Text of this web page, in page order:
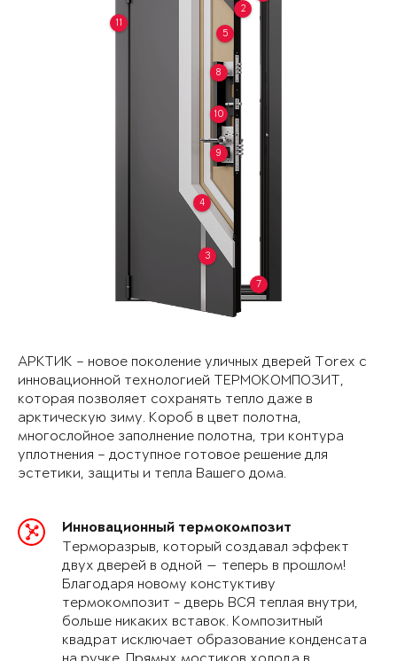
2
3
4
5
7
8
9
10
11
АРКТИК – новое поколение уличных дверей Torex с
инновационной технологией ТЕРМОКОМПОЗИТ,
которая позволяет сохранять тепло даже в
арктическую зиму. Короб в цвет полотна,
многослойное заполнение полотна, три контура
уплотнения – доступное готовое решение для
эстетики, защиты и тепла Вашего дома.
Инновационный термокомпозит
Терморазрыв, который создавал эффект
двух дверей в одной — теперь в прошлом!
Благодаря новому констуктиву
термокомпозит - дверь ВСЯ теплая внутри,
больше никаких вставок. Композитный
квадрат исключает образование конденсата